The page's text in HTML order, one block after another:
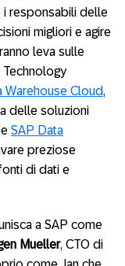
i responsabili delle
migliori e agire
leva sulle
Warehouse Cloud,
delle soluzioni
e SAP Data
preziose
di dati e
a SAP come
Mueller, CTO di